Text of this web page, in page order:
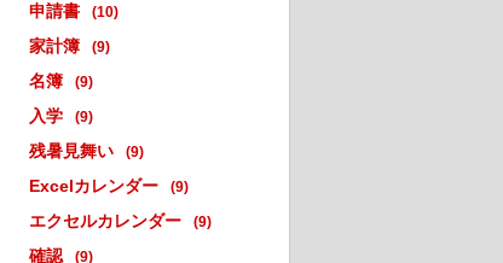
申請書 (10)
家計簿 (9)
名簿 (9)
入学 (9)
残暑見舞い (9)
Excelカレンダー (9)
エクセルカレンダー (9)
確認 (9)